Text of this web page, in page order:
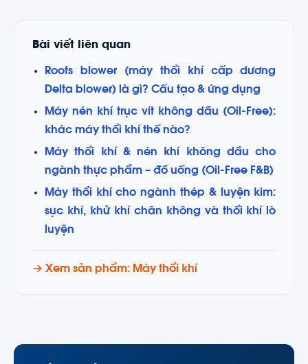
Bài viết liên quan
Roots blower (máy thổi khí cấp dương
Delta blower) là gì? Cấu tạo & ứng dụng
Máy nén khí trục vít không dầu (Oil-Free):
khác máy thổi khí thế nào?
Máy thổi khí & nén khí không dầu cho
ngành thực phẩm – đồ uống (Oil-Free F&B)
Máy thổi khí cho ngành thép & luyện kim:
sục khí, khử khí chân không và thổi khí lò
luyện
→ Xem sản phẩm: Máy thổi khí